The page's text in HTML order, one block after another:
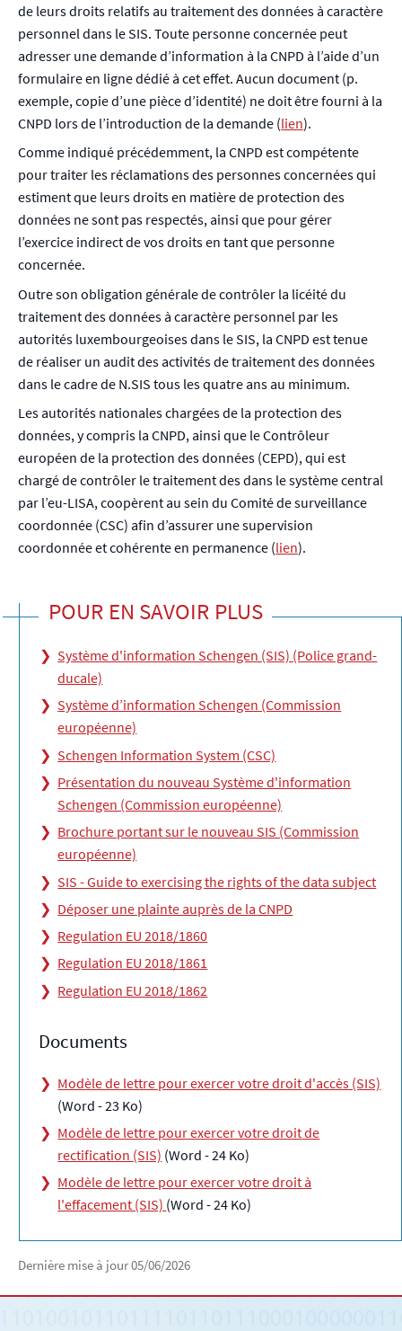
de leurs droits relatifs au traitement des données à caractère
personnel dans le SIS. Toute personne concernée peut
adresser une demande d’information à la CNPD à l’aide d’un
formulaire en ligne dédié à cet effet. Aucun document (p.
exemple, copie d’une pièce d’identité) ne doit être fourni à la
CNPD lors de l’introduction de la demande (lien).
Comme indiqué précédemment, la CNPD est compétente
pour traiter les réclamations des personnes concernées qui
estiment que leurs droits en matière de protection des
données ne sont pas respectés, ainsi que pour gérer
l’exercice indirect de vos droits en tant que personne
concernée.
Outre son obligation générale de contrôler la licéité du
traitement des données à caractère personnel par les
autorités luxembourgeoises dans le SIS, la CNPD est tenue
de réaliser un audit des activités de traitement des données
dans le cadre de N.SIS tous les quatre ans au minimum.
Les autorités nationales chargées de la protection des
données, y compris la CNPD, ainsi que le Contrôleur
européen de la protection des données (CEPD), qui est
chargé de contrôler le traitement des dans le système central
par l’eu-LISA, coopèrent au sein du Comité de surveillance
coordonnée (CSC) afin d’assurer une supervision
coordonnée et cohérente en permanence (lien).
POUR EN SAVOIR PLUS
Système d'information Schengen (SIS) (Police grand-
ducale)
Système d’information Schengen (Commission
européenne)
Schengen Information System (CSC)
Présentation du nouveau Système d'information
Schengen (Commission européenne)
Brochure portant sur le nouveau SIS (Commission
européenne)
SIS - Guide to exercising the rights of the data subject
Déposer une plainte auprès de la CNPD
Regulation EU 2018/1860
Regulation EU 2018/1861
Regulation EU 2018/1862
Documents
Modèle de lettre pour exercer votre droit d'accès (SIS)
(Word - 23 Ko)
Modèle de lettre pour exercer votre droit de
rectification (SIS) (Word - 24 Ko)
Modèle de lettre pour exercer votre droit à
l'effacement (SIS) (Word - 24 Ko)
Dernière mise à jour05/06/2026